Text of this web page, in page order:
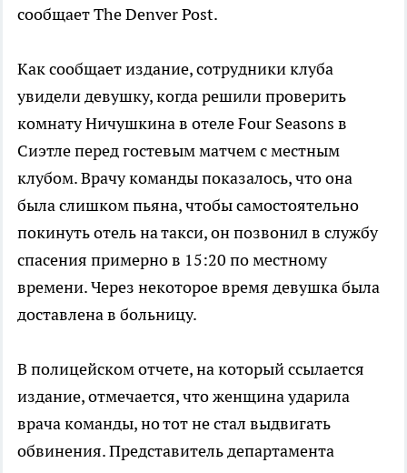
сообщает The Denver Post.
Как сообщает издание, сотрудники клуба
увидели девушку, когда решили проверить
комнату Ничушкина в отеле Four Seasons в
Сиэтле перед гостевым матчем с местным
клубом. Врачу команды показалось, что она
была слишком пьяна, чтобы самостоятельно
покинуть отель на такси, он позвонил в службу
спасения примерно в 15:20 по местному
времени. Через некоторое время девушка была
доставлена в больницу.
В полицейском отчете, на который ссылается
издание, отмечается, что женщина ударила
врача команды, но тот не стал выдвигать
обвинения. Представитель департамента